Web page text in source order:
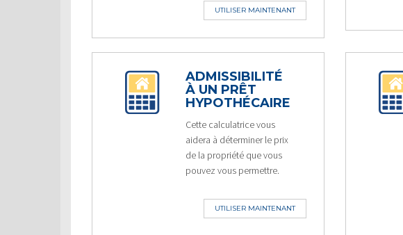
UTILISER MAINTENANT
ADMISSIBILITÉ
À UN PRÊT
HYPOTHÉCAIRE
Cette calculatrice vous
aidera à déterminer le prix
de la propriété que vous
pouvez vous permettre.
UTILISER MAINTENANT